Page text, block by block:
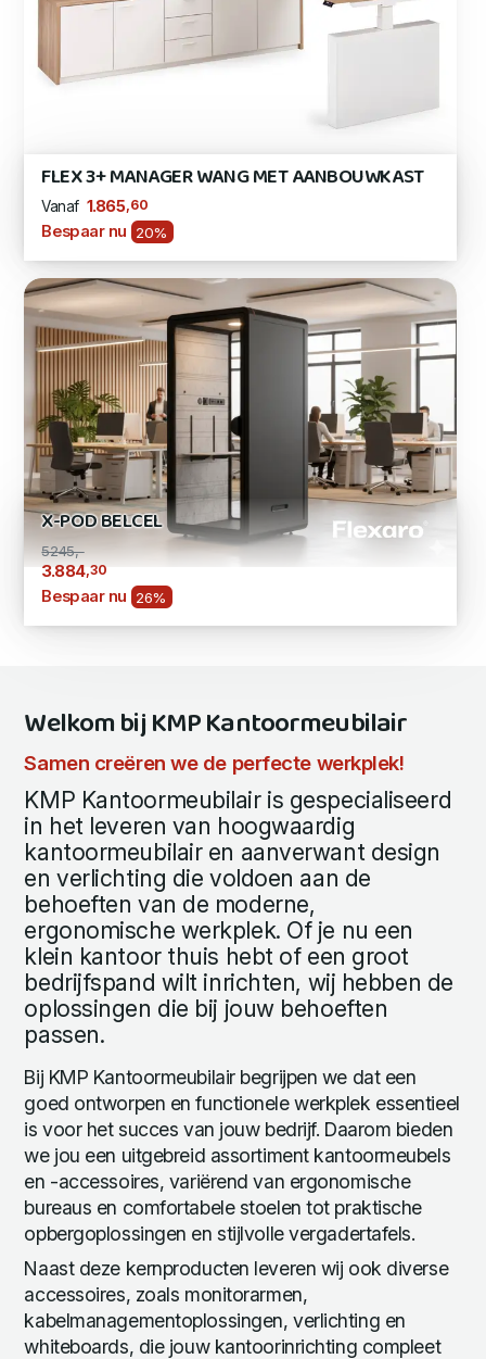
FLEX 3+ MANAGER WANG MET AANBOUWKAST
Vanaf 1.865,60
Bespaar nu 20%
X-POD BELCEL
5245,-
3.884,30
Bespaar nu 26%
Welkom bij KMP Kantoormeubilair
Samen creëren we de perfecte werkplek!
KMP Kantoormeubilair is gespecialiseerd
in het leveren van hoogwaardig
kantoormeubilair en aanverwant design
en verlichting die voldoen aan de
behoeften van de moderne,
ergonomische werkplek. Of je nu een
klein kantoor thuis hebt of een groot
bedrijfspand wilt inrichten, wij hebben de
oplossingen die bij jouw behoeften
passen.
Bij KMP Kantoormeubilair begrijpen we dat een
goed ontworpen en functionele werkplek essentieel
is voor het succes van jouw bedrijf. Daarom bieden
we jou een uitgebreid assortiment kantoormeubels
en -accessoires, variërend van ergonomische
bureaus en comfortabele stoelen tot praktische
opbergoplossingen en stijlvolle vergadertafels.
Naast deze kernproducten leveren wij ook diverse
accessoires, zoals monitorarmen,
kabelmanagementoplossingen, verlichting en
whiteboards, die jouw kantoorinrichting compleet